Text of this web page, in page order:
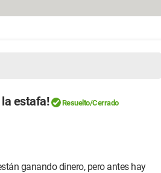
la estafa! Resuelto/Cerrado
ganando dinero, pero antes hay